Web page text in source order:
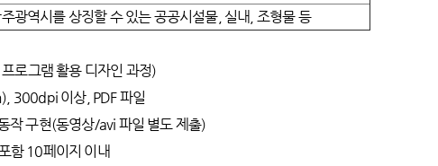
광역시를 상징할 수 있는 공공시설물, 실내, 조형물 등
로그램 활용 디자인 과정)
300dpi 이상, PDF 파일
작 구현(동영상/avi 파일 별도 제출)
함 10페이지 이내